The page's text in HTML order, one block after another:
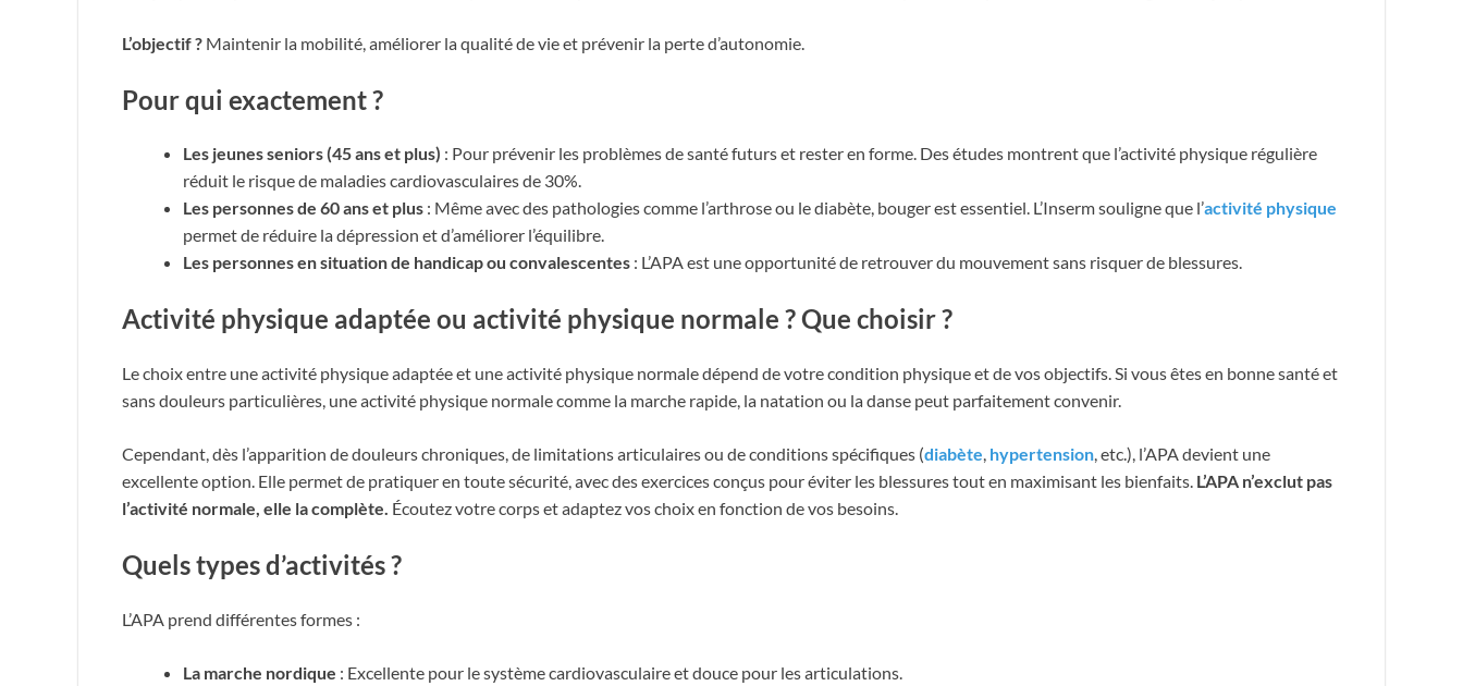
L’objectif ? Maintenir la mobilité, améliorer la qualité de vie et prévenir la perte d’autonomie.
Pour qui exactement ?
Les jeunes seniors (45 ans et plus) : Pour prévenir les problèmes de santé futurs et rester en forme. Des études montrent que l’activité physique régulière
réduit le risque de maladies cardiovasculaires de 30%.
Les personnes de 60 ans et plus : Même avec des pathologies comme l’arthrose ou le diabète, bouger est essentiel. L’Inserm souligne que l’activité physique
permet de réduire la dépression et d’améliorer l’équilibre.
Les personnes en situation de handicap ou convalescentes : L’APA est une opportunité de retrouver du mouvement sans risquer de blessures.
Activité physique adaptée ou activité physique normale ? Que choisir ?
Le choix entre une activité physique adaptée et une activité physique normale dépend de votre condition physique et de vos objectifs. Si vous êtes en bonne santé et
sans douleurs particulières, une activité physique normale comme la marche rapide, la natation ou la danse peut parfaitement convenir.
Cependant, dès l’apparition de douleurs chroniques, de limitations articulaires ou de conditions spécifiques (diabète, hypertension, etc.), l’APA devient une
excellente option. Elle permet de pratiquer en toute sécurité, avec des exercices conçus pour éviter les blessures tout en maximisant les bienfaits. L’APA n’exclut pas
l’activité normale, elle la complète. Écoutez votre corps et adaptez vos choix en fonction de vos besoins.
Quels types d’activités ?
L’APA prend différentes formes :
La marche nordique : Excellente pour le système cardiovasculaire et douce pour les articulations.